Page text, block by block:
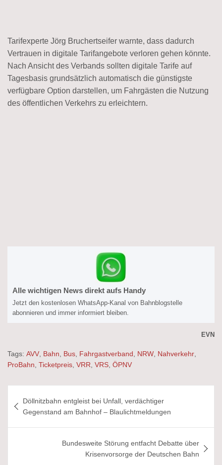
Tarifexperte Jörg Bruchertseifer warnte, dass dadurch
Vertrauen in digitale Tarifangebote verloren gehen könnte.
Nach Ansicht des Verbands sollten digitale Tarife auf
Tagesbasis grundsätzlich automatisch die günstigste
verfügbare Option darstellen, um Fahrgästen die Nutzung
des öffentlichen Verkehrs zu erleichtern.
Alle wichtigen News direkt aufs Handy
Jetzt den kostenlosen WhatsApp-Kanal von Bahnblogstelle
abonnieren und immer informiert bleiben.
EVN
Tags: AVV Bahn Bus Fahrgastverband NRW Nahverkehr
ProBahn Ticketpreis VRR VRS ÖPNV
Döllnitzbahn entgleist bei Unfall, verdächtiger
Gegenstand am Bahnhof – Blaulichtmeldungen
Bundesweite Störung entfacht Debatte über
Krisenvorsorge der Deutschen Bahn